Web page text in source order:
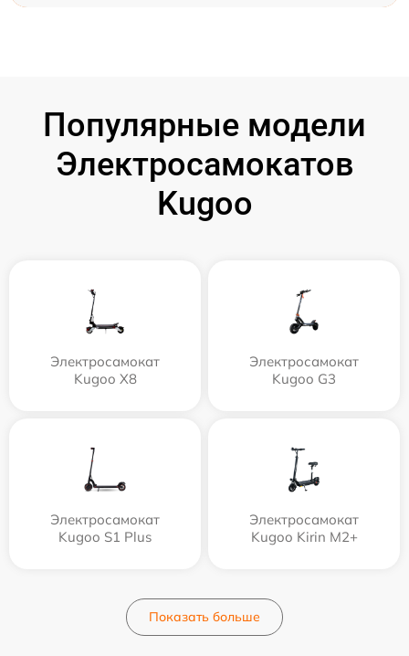
Популярные модели
Электросамокатов
Kugoo
Электросамокат
Kugoo X8
Электросамокат
Kugoo G3
Электросамокат
Kugoo S1 Plus
Электросамокат
Kugoo Kirin M2+
Показать больше